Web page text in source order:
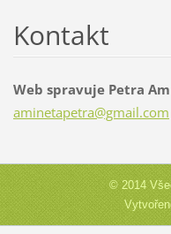
Kontakt
Web spravuje Petra
aminetapetra@gmail.com
© 2014